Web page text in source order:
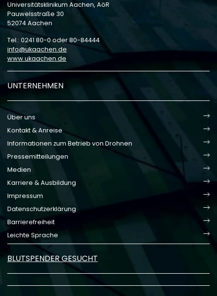
Universitätsklinikum Aachen, AöR
Pauwelsstraße 30
52074 Aachen
Tel.: 0241 80-0 oder 80-84444
info
ukaachen de
www.ukaachen.de
UNTERNEHMEN
Über uns
Kontakt & Anreise
Informationen zum Betrieb von Drohnen
Pressemitteilungen
Medien
Karriere & Ausbildung
Impressum
Datenschutzerklärung
Barrierefreiheit
Leichte Sprache
BLUTSPENDER GESUCHT